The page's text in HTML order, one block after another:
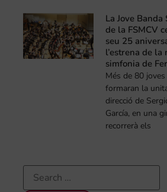
La Jove Banda
de la FSMCV
seu 25
l’estrena de la
simfonia de
Més de 80
formaran la
direcció de
García, en una
recorrerà els